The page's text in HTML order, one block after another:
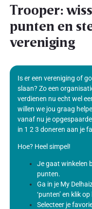
Trooper:
punten en
vereniging
Is er een vereniging of
slaan? Zo een
verdienen nu echt wel
willen we jou graag
vanaf nu je
in 1 2 3 doneren aan je
Hoe? Heel simpel!
Je gaat winkelen
punten.
Ga in je My
‘punten’ en klik
Selecteer je